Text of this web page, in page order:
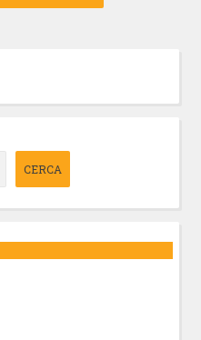
CERCA